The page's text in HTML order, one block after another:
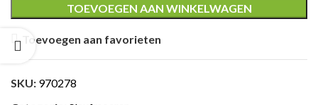
TOEVOEGEN AAN WINKELWAGEN
Toevoegen aan favorieten
SKU: 970278